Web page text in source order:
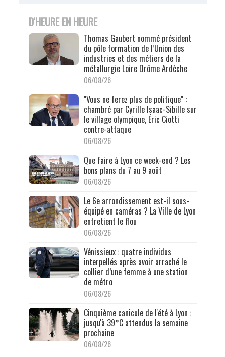
D'HEURE EN HEURE
Thomas Gaubert nommé président
du pôle formation de l’Union des
industries et des métiers de la
métallurgie Loire Drôme Ardèche
06/08/26
"Vous ne ferez plus de politique" :
chambré par Cyrille Isaac-Sibille sur
le village olympique, Éric Ciotti
contre-attaque
06/08/26
Que faire à Lyon ce week-end ? Les
bons plans du 7 au 9 août
06/08/26
Le 6e arrondissement est-il sous-
équipé en caméras ? La Ville de Lyon
entretient le flou
06/08/26
Vénissieux : quatre individus
interpellés après avoir arraché le
collier d’une femme à une station
de métro
06/08/26
Cinquième canicule de l'été à Lyon :
jusqu'à 39°C attendus la semaine
prochaine
06/08/26